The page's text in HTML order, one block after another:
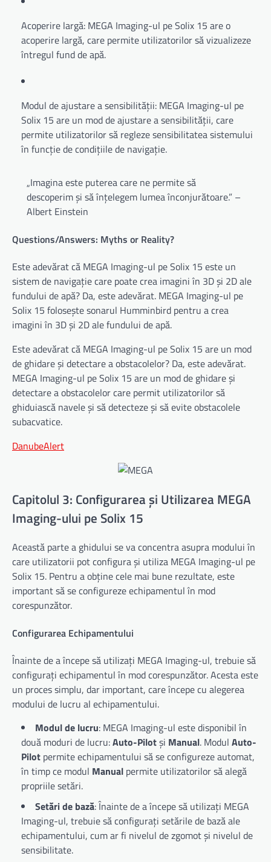
Acoperire largă: MEGA Imaging-ul pe Solix 15 are o
acoperire largă, care permite utilizatorilor să vizualizeze
întregul fund de apă.
Modul de ajustare a sensibilității: MEGA Imaging-ul pe
Solix 15 are un mod de ajustare a sensibilității, care
permite utilizatorilor să regleze sensibilitatea sistemului
în funcție de condițiile de navigație.
„Imagina este puterea care ne permite să
descoperim și să înțelegem lumea înconjurătoare.” –
Albert Einstein
Questions/Answers: Myths or Reality?
Este adevărat că MEGA Imaging-ul pe Solix 15 este un
sistem de navigație care poate crea imagini în 3D și 2D ale
fundului de apă? Da, este adevărat. MEGA Imaging-ul pe
Solix 15 folosește sonarul Humminbird pentru a crea
imagini în 3D și 2D ale fundului de apă.
Este adevărat că MEGA Imaging-ul pe Solix 15 are un mod
de ghidare și detectare a obstacolelor? Da, este adevărat.
MEGA Imaging-ul pe Solix 15 are un mod de ghidare și
detectare a obstacolelor care permit utilizatorilor să
ghiduiască navele și să detecteze și să evite obstacolele
subacvatice.
DanubeAlert
Capitolul 3: Configurarea și Utilizarea MEGA
Imaging-ului pe Solix 15
Această parte a ghidului se va concentra asupra modului în
care utilizatorii pot configura și utiliza MEGA Imaging-ul pe
Solix 15. Pentru a obține cele mai bune rezultate, este
important să se configureze echipamentul în mod
corespunzător.
Configurarea Echipamentului
Înainte de a începe să utilizați MEGA Imaging-ul, trebuie să
configurați echipamentul în mod corespunzător. Acesta este
un proces simplu, dar important, care începe cu alegerea
modului de lucru al echipamentului.
Modul de lucru: MEGA Imaging-ul este disponibil în
două moduri de lucru:Auto-Pilotși Manual. Modul Auto-
Pilot permite echipamentului să se configureze automat,
în timp ce modul Manual permite utilizatorilor să alegă
propriile setări.
Setări de bază: Înainte de a începe să utilizați MEGA
Imaging-ul, trebuie să configurați setările de bază ale
echipamentului, cum ar fi nivelul de zgomot și nivelul de
sensibilitate.